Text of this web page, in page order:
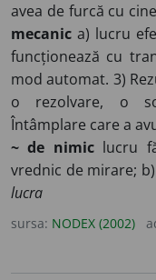
avea de furcă cu
mecanic a) lucru
funcționează cu
mod automat. 3)
o rezolvare, o
Întâmplare care a
~ de nimiclucru
vrednic de mirare;
lucra
sursa: NODEX (2002)